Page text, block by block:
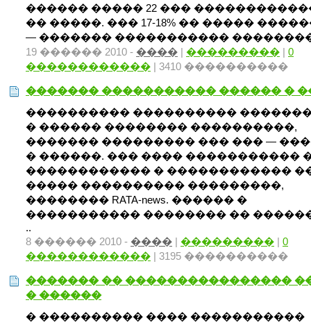
������ ����� 22 ���
�� �����. ��� 17-18% �� �����
— ������� �����������
19 ������ 2010 - ���� | ��������� | 0
������������ | 3410 ����������
������� ����������� ������ �
���������� ����������
� ������ �������� ����������,
������� ��������� ��� ��� —
� ������. ��� ���� �����������
������������ � ������������
����� ���������� ���������,
�������� RATA-news. ������ �
����������� �������� ��
..
8 ������ 2010 - ���� | ��������� | 0
������������ | 3195 ����������
������� �� ����������������
� ������
� ���������� ���� �����������